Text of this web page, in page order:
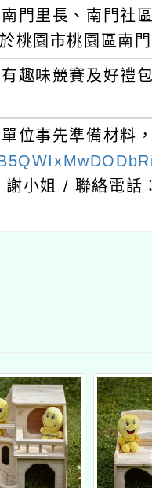
門里長、南門社
桃園市桃園區南
趣味競賽及好禮
位事先準備材料
謝小姐 / 聯絡電話